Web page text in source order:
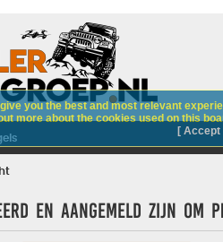
en aangemeld zijn om
you the best and most relevant
more about the cookies used on this
[ Accept